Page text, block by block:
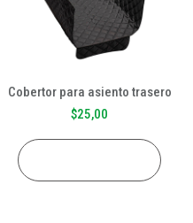
Cobertor para asiento trasero
$25,00